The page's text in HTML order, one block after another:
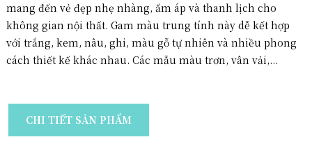
mang đến vẻ đẹp nhẹ nhàng, ấm áp và thanh lịch cho
không gian nội thất. Gam màu trung tính này dễ kết hợp
với trắng, kem, nâu, ghi, màu gỗ tự nhiên và nhiều phong
cách thiết kế khác nhau. Các mẫu màu trơn, vân vải,...
CHI TIẾT SẢN PHẨM